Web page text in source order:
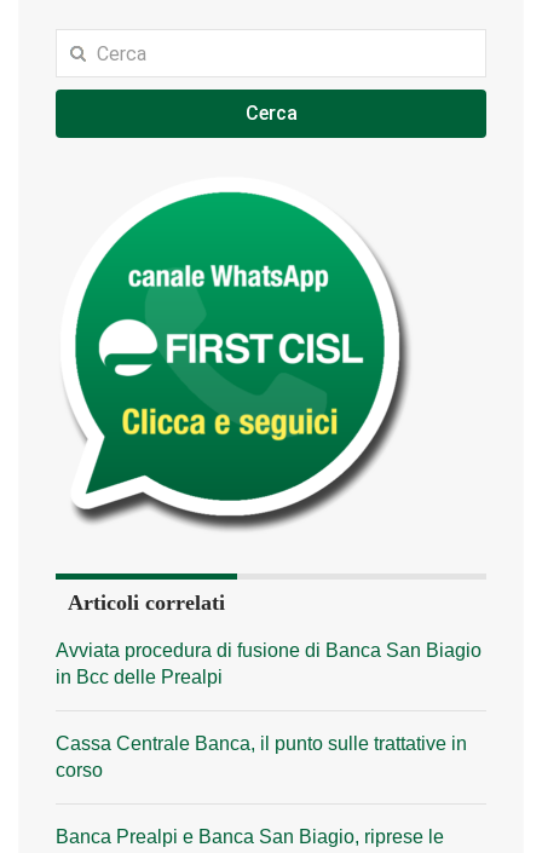
Cerca
Articoli correlati
Avviata procedura di fusione di Banca San Biagio
in Bcc delle Prealpi
Cassa Centrale Banca, il punto sulle trattative in
corso
Banca Prealpi e Banca San Biagio, riprese le